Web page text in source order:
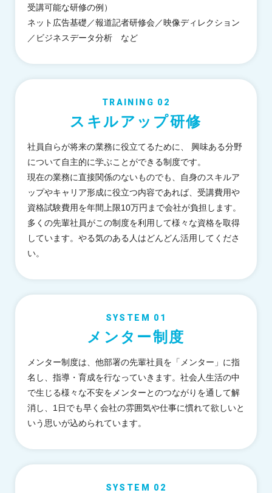
受講可能な研修の例）
ネット広告基礎／報道記者研修会／映像ディレクション
／ビジネスデータ分析 など
TRAINING 02
スキルアップ研修
社員自らが将来の業務に役立てるために、 興味ある分野
について自主的に学ぶことができる制度です。
現在の業務に直接関係のないものでも、自身のスキルア
ップやキャリア形成に役立つ内容であれば、受講費用や
資格試験費用を年間上限10万円まで会社が負担します。
多くの先輩社員がこの制度を利用して様々な資格を取得
しています。やる気のある人はどんどん活用してくださ
い。
SYSTEM 01
メンター制度
メンター制度は、他部署の先輩社員を「メンター」に指
名し、指導・育成を行なっていきます。社会人生活の中
で生じる様々な不安をメンターとのつながりを通して解
消し、1日でも早く会社の雰囲気や仕事に慣れて欲しいと
いう思いが込められています。
SYSTEM 02